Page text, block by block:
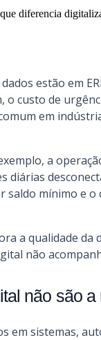
estão em
custo de
em
a
diárias
mínimo e
a qualidade da
não
não são
em sistemas,